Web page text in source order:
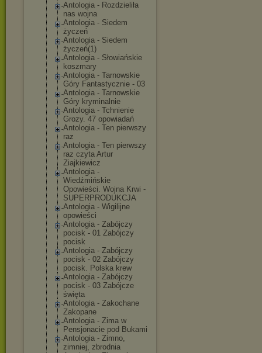
Antologia - Rozdzieliła
nas wojna
Antologia - Siedem
życzeń
Antologia - Siedem
życzeń(1)
Antologia - Słowiańskie
koszmary
Antologia - Tarnowskie
Góry Fantastycznie - 03
Antologia - Tarnowskie
Góry kryminalnie
Antologia - Tchnienie
Grozy. 47 opowiadań
Antologia - Ten pierwszy
raz
Antologia - Ten pierwszy
raz czyta Artur
Ziajkiewicz
Antologia -
Wiedźmińskie
Opowieści. Wojna Krwi -
SUPERPRODUKCJA
Antologia - Wigilijne
opowieści
Antologia - Zabójczy
pocisk - 01 Zabójczy
pocisk
Antologia - Zabójczy
pocisk - 02 Zabójczy
pocisk. Polska krew
Antologia - Zabójczy
pocisk - 03 Zabójcze
święta
Antologia - Zakochane
Zakopane
Antologia - Zima w
Pensjonacie pod Bukami
Antologia - Zimno,
zimniej, zbrodnia